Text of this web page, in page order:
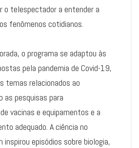
o telespectador a entender a
fenômenos cotidianos.
o programa se adaptou às
pela pandemia de Covid-19,
temas relacionados ao
as pesquisas para
vacinas e equipamentos e a
adequado. A ciência no
episódios sobre biologia,